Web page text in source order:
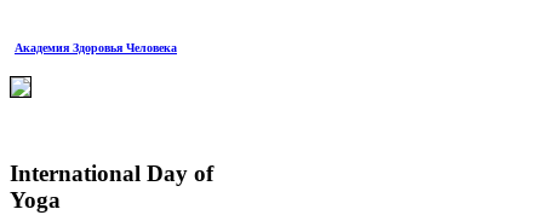
Академия Здоровья Человека
International Day of
Yoga